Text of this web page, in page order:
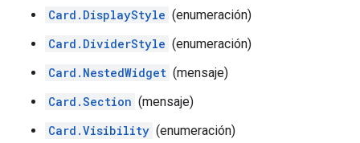
Card.DisplayStyle (enumeración)
Card.DividerStyle (enumeración)
Card.NestedWidget (mensaje)
Card.Section (mensaje)
Card.Visibility (enumeración)